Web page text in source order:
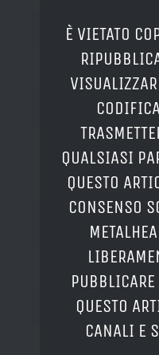
È VIETATO
QUALSIASI
QUESTO
CONSENSO
QUESTO
CANALI E